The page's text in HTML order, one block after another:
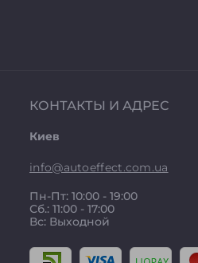
КОНТАКТЫ И АДРЕС
Киев
info@autoeffect.com.ua
Пн-Пт: 10:00 - 19:00
Сб.: 11:00 - 17:00
Вс: Выходной